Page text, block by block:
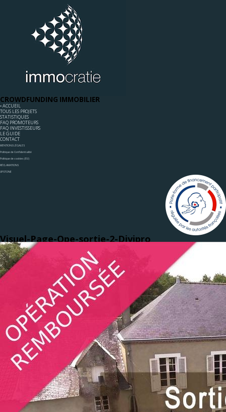
CROWDFUNDING IMMOBILIER
◦ ACCUEIL
TOUS LES PROJETS
STATISTIQUES
FAQ PROMOTEURS
FAQ INVESTISSEURS
LE GUIDE
CONTACT
MENTIONS LÉGALES
Politique de Confidentialité
Politique de cookies (EU)
RÉCLAMATIONS
UPSTONE
Visuel-Page-Ope-sortie-2-Divipro